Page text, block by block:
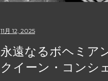
11月 12, 2025
永遠なるボヘミア
クイーン・コンシ